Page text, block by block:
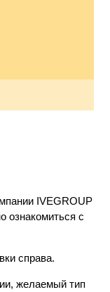
IVEGROUP
ознакомиться с
справа.
желаемый тип